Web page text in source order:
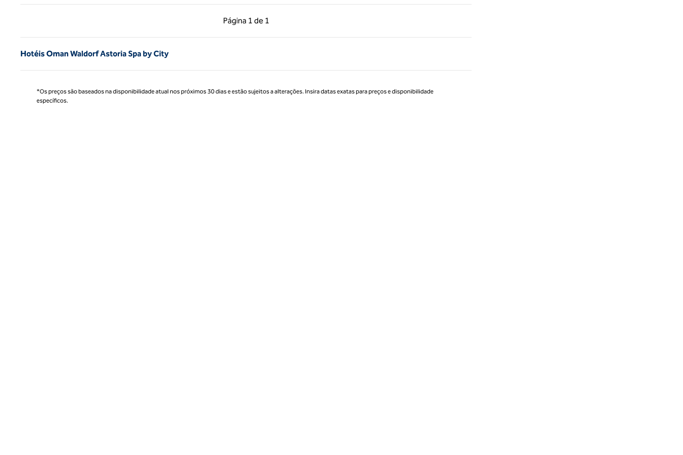
Página 1 de 1
Página anterior, 1 de 1
Página 1 de 1
Hotéis Oman Waldorf Astoria Spa by City
*Os preços são baseados na disponibilidade atual nos próximos 30 dias e estão sujeitos a alterações. Insira datas exatas para preços e disponibilidade
específicos.